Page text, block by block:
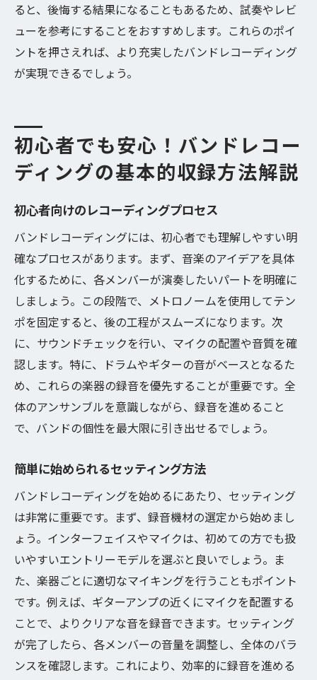
ると、後悔する結果になることもあるため、試奏やレビ
ューを参考にすることをおすすめします。これらのポイ
ントを押さえれば、より充実したバンドレコーディング
が実現できるでしょう。
初心者でも安心！バンドレコー
ディングの基本的収録方法解説
初心者向けのレコーディングプロセス
バンドレコーディングには、初心者でも理解しやすい明
確なプロセスがあります。まず、音楽のアイデアを具体
化するために、各メンバーが演奏したいパートを明確に
しましょう。この段階で、メトロノームを使用してテン
ポを固定すると、後の工程がスムーズになります。次
に、サウンドチェックを行い、マイクの配置や音質を確
認します。特に、ドラムやギターの音がベースとなるた
め、これらの楽器の録音を優先することが重要です。全
体のアンサンブルを意識しながら、録音を進めること
で、バンドの個性を最大限に引き出せるでしょう。
簡単に始められるセッティング方法
バンドレコーディングを始めるにあたり、セッティング
は非常に重要です。まず、録音機材の選定から始めまし
ょう。インターフェイスやマイクは、初めての方でも扱
いやすいエントリーモデルを選ぶと良いでしょう。ま
た、楽器ごとに適切なマイキングを行うこともポイント
です。例えば、ギターアンプの近くにマイクを配置する
ことで、よりクリアな音を録音できます。セッティング
が完了したら、各メンバーの音量を調整し、全体のバラ
ンスを確認します。これにより、効率的に録音を進める